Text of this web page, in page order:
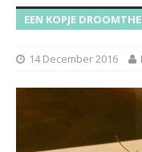
EEN KOPJE
14 December 2016